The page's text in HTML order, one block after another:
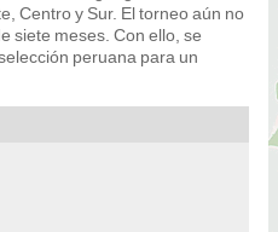
Centro y Sur. El torneo aún no
siete meses. Con ello, se
peruana para un